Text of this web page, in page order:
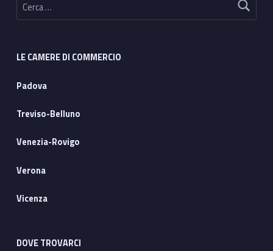
LE CAMERE DI COMMERCIO
Padova
Treviso-Belluno
Venezia-Rovigo
Verona
Vicenza
DOVE TROVARCI